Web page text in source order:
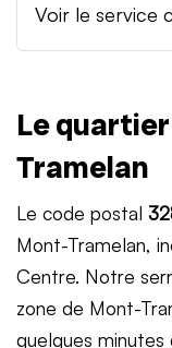
Voir le service
Le
Tramelan
Le code postal
Mont-Tramelan,
Centre. Notre
zone de Mont-
quelques minutes